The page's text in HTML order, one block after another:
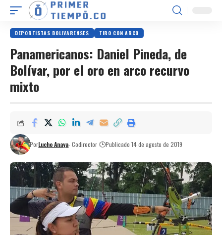
DEPORTISTAS BOLIVARENSES TIRO CON ARCO
Panamericanos: Daniel Pineda, de
Bolívar, por el oro en arco recurvo
mixto
PorLucho Anaya- Codirector Publicado 14 de agosto de 2019